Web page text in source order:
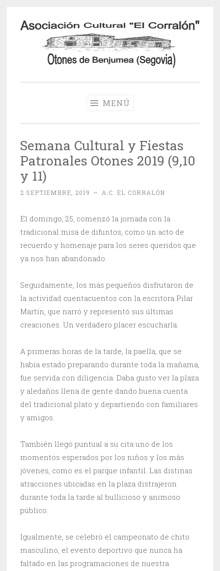
Saltar
contenido
MENÚ
Semana Cultural y Fiestas
Patronales Otones 2019 (9,10
y 11)
2 SEPTIEMBRE, 2019 ~ A.C. EL CORRALÓN
El domingo, 25, comenzó la jornada con la
tradicional misa de difuntos, como un acto de
recuerdo y homenaje para los seres queridos que
ya nos han abandonado.
Seguidamente, los más pequeños disfrutaron de
la actividad cuentacuentos con la escritora Pilar
Martín, que narró y representó sus últimas
creaciones. Un verdadero placer escucharla.
A primeras horas de la tarde, la paella, que se
había estado preparando durante toda la mañama,
fue servida con diligencia. Daba gusto ver la plaza
y aledaños llena de gente dando buena cuenta
del tradicional plato y departiendo con familiares
y amigos.
También llegó puntual a su cita uno de los
momentos esperados por los niños y los más
jóvenes, como es el parque infantil. Las distinas
atracciones ubicadas en la plaza distrajeron
durante toda la tarde al bullicioso y animoso
público.
Igualmente, se celebró el campeonato de chito
masculino, el evento deportivo que nunca ha
faltado en las programaciones de nuestra